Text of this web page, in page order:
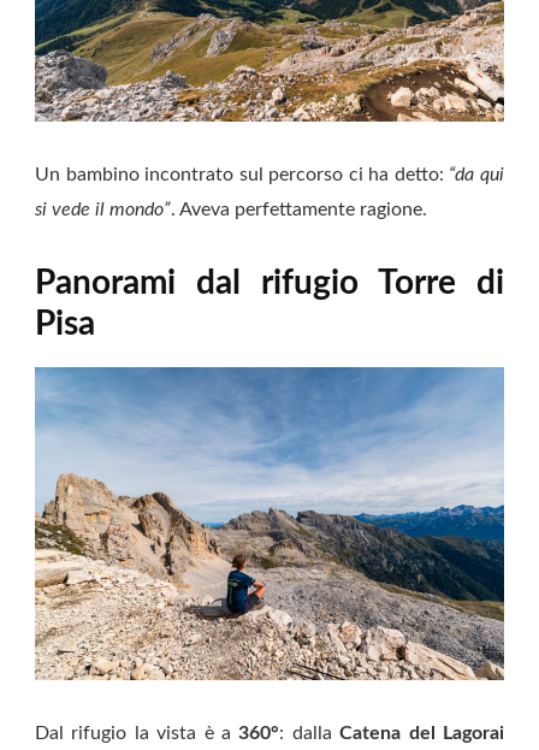
Un bambino incontrato sul percorso ci ha detto: “da qui
si vede il mondo”. Aveva perfettamente ragione.
Panorami dal rifugio Torre di
Pisa
Dal rifugio la vista è a360°: dallaCatena del Lagorai